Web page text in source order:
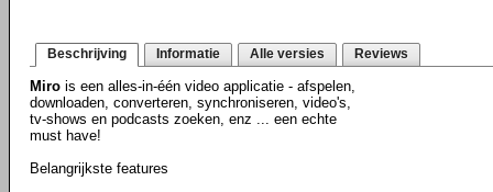
Beschrijving Informatie Alle versies Reviews
Miro is een alles-in-één video applicatie - afspelen,
downloaden, converteren, synchroniseren, video's,
tv-shows en podcasts zoeken, enz ... een echte
must have!
Belangrijkste features